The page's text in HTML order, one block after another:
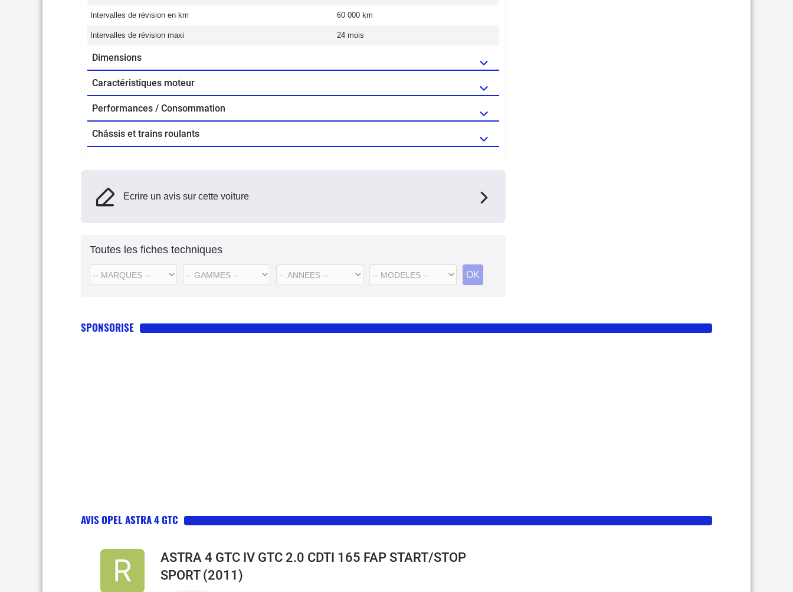
Intervalles de révision en km 60 000 km
Intervalles de révision maxi 24 mois
Dimensions
Caractéristiques moteur
Performances / Consommation
Châssis et trains roulants
Ecrire un avis sur cette voiture
Toutes les fiches techniques
SPONSORISE
AVIS OPEL ASTRA 4 GTC
ASTRA 4 GTC IV GTC 2.0 CDTI 165 FAP START/STOP
SPORT(2011)